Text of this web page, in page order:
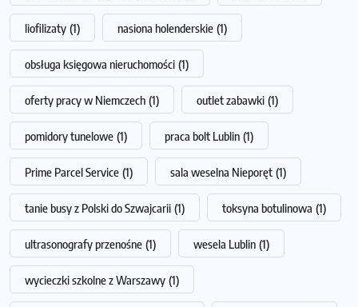
liofilizaty (1) nasiona holenderskie (1)
obsługa księgowa nieruchomości (1)
oferty pracy w Niemczech (1) outlet zabawki (1)
pomidory tunelowe (1) praca bolt Lublin (1)
Prime Parcel Service (1) sala weselna Nieporęt (1)
tanie busy z Polski do Szwajcarii (1) toksyna botulinowa (1)
ultrasonografy przenośne (1) wesela Lublin (1)
wycieczki szkolne z Warszawy (1)